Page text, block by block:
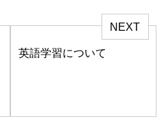
NEXT
英語学習について